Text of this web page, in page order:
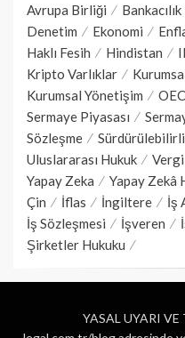
Avrupa Birliği
Bankacılık
Denetim
Ekonomi
Haklı Fesih
Hindistan
Kripto Varlıklar
Kurumsal Yönetişim
Sermaye Piyasası
Sözleşme
Uluslararası Hukuk
Vergi
Yapay Zeka
Yapay Zekâ
Çin
İflas İngiltere İş
İş Sözleşmesi
İşveren
Şirketler Hukuku
YASAL UYARI